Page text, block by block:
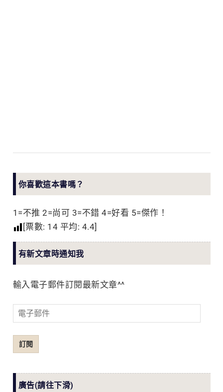
你喜歡這本書嗎？
1=不推 2=尚可 3=不錯 4=好看 5=傑作！
[票數: 14 平均: 4.4]
有新文章時通知我
輸入電子郵件訂閱最新文章^^
電
子
郵
件
訂閱
廣告(請往下滑)